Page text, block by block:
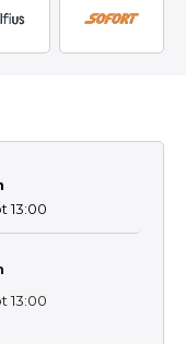
13:00
13:00